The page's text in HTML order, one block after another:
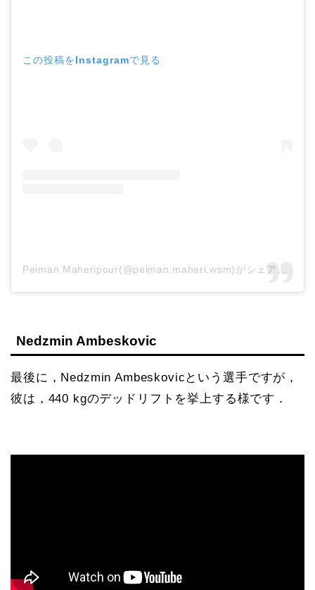
この投稿をInstagramで見る
Nedzmin Ambeskovic
最後に，Nedzmin Ambeskovicという選手ですが，
彼は，440 kgのデッドリフトを挙上する様です．